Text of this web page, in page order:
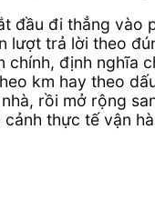
đầu đi thẳng vào
lượt trả lời theo
chính, định nghĩa
km hay theo
rồi mở rộng
thực tế vận